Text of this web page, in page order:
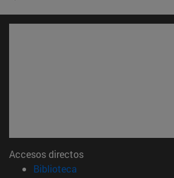
Accesos directos
Biblioteca